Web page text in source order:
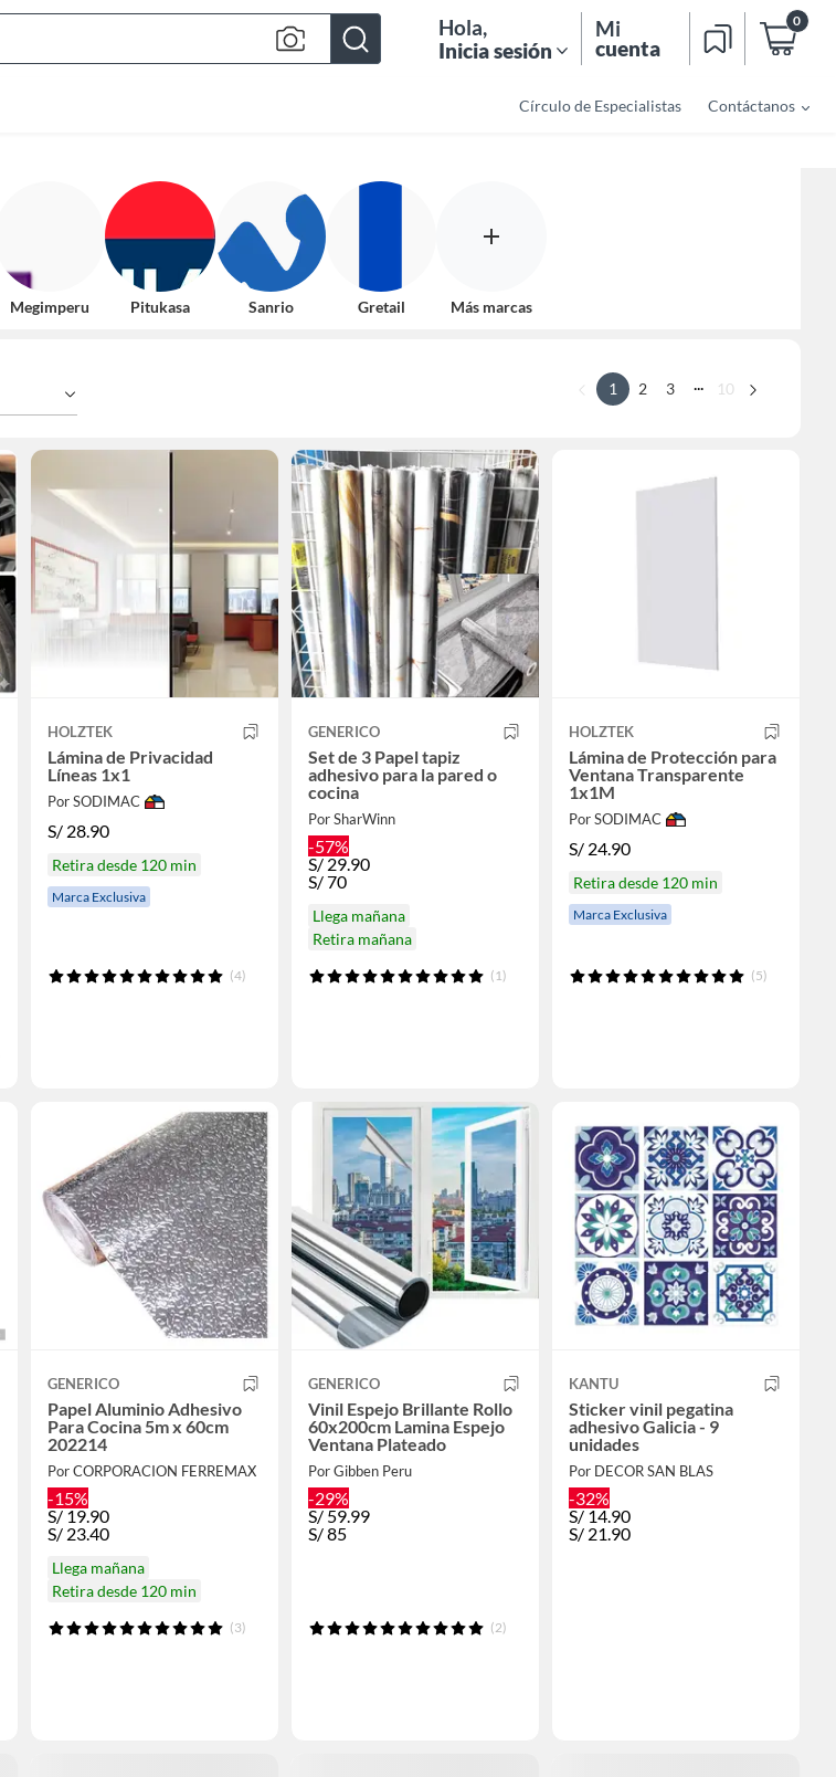
Bar
Hola,
Inicia sesión
Mi
cuenta
0
Círculo de Especialistas Contáctanos
Megimperu Pitukasa Sanrio Gretail Más marcas
1 2 3 ... 10
HOLZTEK
Lámina de Privacidad
Líneas 1x1
Por SODIMAC
S/ 28.90
Retira desde 120 min
Marca Exclusiva
(4)
GENERICO
Set de 3 Papel tapiz
adhesivo para la pared o
cocina
Por SharWinn
-57%
S/ 29.90
S/70
Llega mañana
Retira mañana
(1)
HOLZTEK
Lámina de Protección para
Ventana Transparente
1x1M
Por SODIMAC
S/ 24.90
Retira desde 120 min
Marca Exclusiva
(5)
GENERICO
Papel Aluminio Adhesivo
Para Cocina 5m x 60cm
202214
Por CORPORACION FERREMAX
-15%
S/ 19.90
S/ 23.40
Llega mañana
Retira desde 120 min
(3)
GENERICO
Vinil Espejo Brillante Rollo
60x200cm Lamina Espejo
Ventana Plateado
Por Gibben Peru
-29%
S/ 59.99
S/85
(2)
KANTU
Sticker vinil pegatina
adhesivo Galicia - 9
unidades
Por DECOR SAN BLAS
-32%
S/ 14.90
S/ 21.90